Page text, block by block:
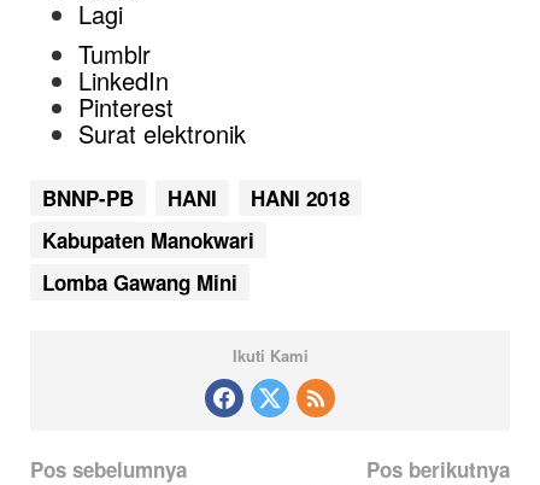
Lagi
Tumblr
LinkedIn
Pinterest
Surat elektronik
BNNP-PB HANI
HANI 2018
Kabupaten Manokwari
Lomba Gawang Mini
Ikuti Kami
N
Pos sebelumnya
Pos berikutnya